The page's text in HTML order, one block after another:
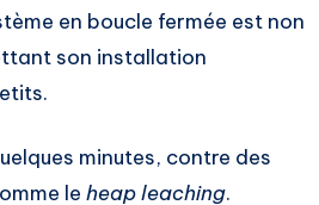
en boucle fermée est non
son installation
minutes, contre des
le heap leaching.